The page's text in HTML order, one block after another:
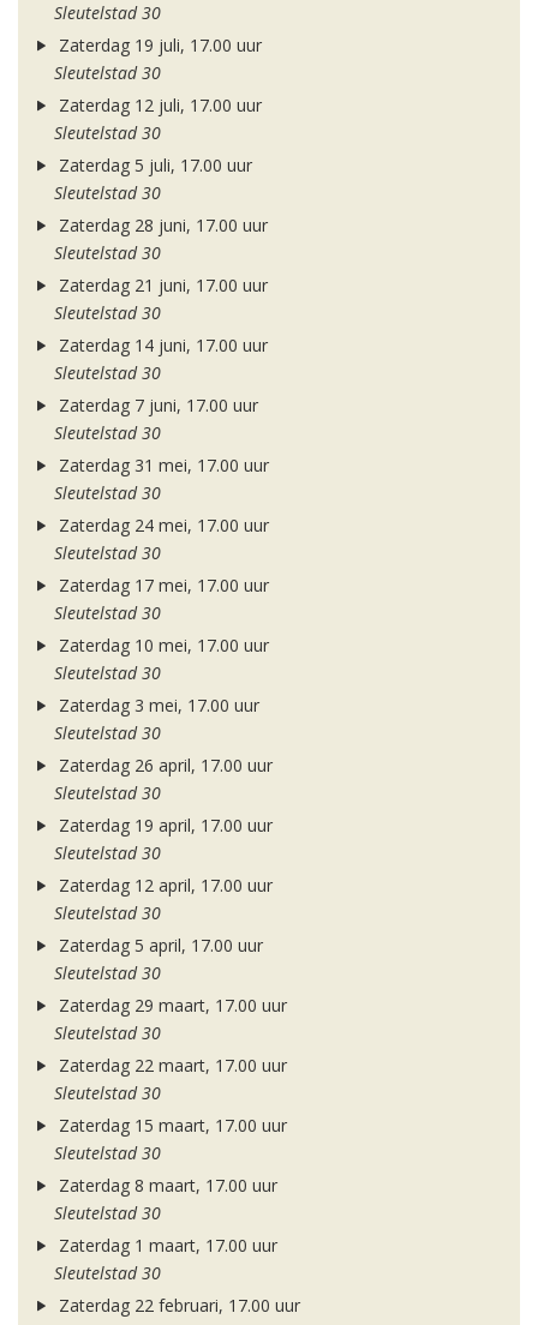
Sleutelstad 30
Zaterdag 19 juli, 17.00 uur
Sleutelstad 30
Zaterdag 12 juli, 17.00 uur
Sleutelstad 30
Zaterdag 5 juli, 17.00 uur
Sleutelstad 30
Zaterdag 28 juni, 17.00 uur
Sleutelstad 30
Zaterdag 21 juni, 17.00 uur
Sleutelstad 30
Zaterdag 14 juni, 17.00 uur
Sleutelstad 30
Zaterdag 7 juni, 17.00 uur
Sleutelstad 30
Zaterdag 31 mei, 17.00 uur
Sleutelstad 30
Zaterdag 24 mei, 17.00 uur
Sleutelstad 30
Zaterdag 17 mei, 17.00 uur
Sleutelstad 30
Zaterdag 10 mei, 17.00 uur
Sleutelstad 30
Zaterdag 3 mei, 17.00 uur
Sleutelstad 30
Zaterdag 26 april, 17.00 uur
Sleutelstad 30
Zaterdag 19 april, 17.00 uur
Sleutelstad 30
Zaterdag 12 april, 17.00 uur
Sleutelstad 30
Zaterdag 5 april, 17.00 uur
Sleutelstad 30
Zaterdag 29 maart, 17.00 uur
Sleutelstad 30
Zaterdag 22 maart, 17.00 uur
Sleutelstad 30
Zaterdag 15 maart, 17.00 uur
Sleutelstad 30
Zaterdag 8 maart, 17.00 uur
Sleutelstad 30
Zaterdag 1 maart, 17.00 uur
Sleutelstad 30
Zaterdag 22 februari, 17.00 uur